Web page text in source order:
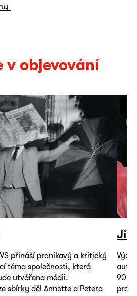
v objevování
přináší pronikavý a kritický
téma společnosti, která
utvářena médii.
sbírky děl Annette a Petera
Jiří
90.